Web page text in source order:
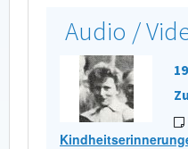
Audio /